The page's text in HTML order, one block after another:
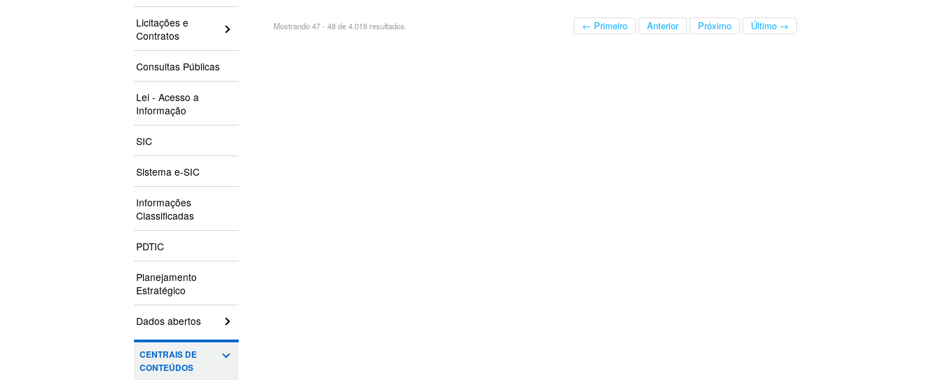
Licitações e
Contratos
Consultas Públicas
Lei - Acesso a
Informação
SIC
Sistema e-SIC
Informações
Classificadas
PDTIC
Planejamento
Estratégico
Dados abertos
CENTRAIS DE
CONTEÚDOS
Mostrando 47 - 48 de 4.019 resultados. ← Primeiro Anterior Próximo Último →